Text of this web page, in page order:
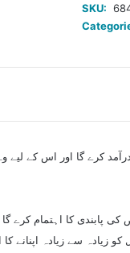
نہیں،
استقامت
SKU:
کرے گا اور اس کے
پابندی کا اہتمام کرے
سے زیادہ اپنانے